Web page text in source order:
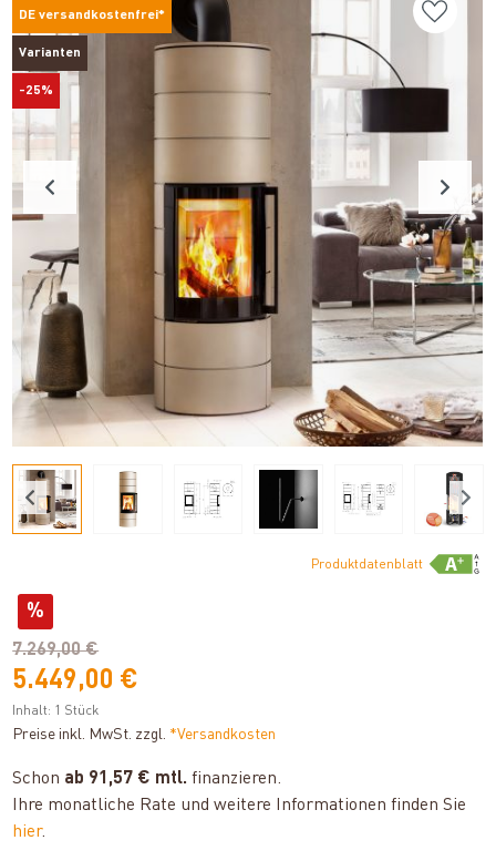
DE versandkostenfrei*
Varianten
-25%
Produktdatenblatt
%
7.269,00 €
5.449,00 €
Inhalt: 1 Stück
Preise inkl. MwSt. zzgl. *Versandkosten
Schon ab 91,57 € mtl. finanzieren.
Ihre monatliche Rate und weitere Informationen finden Sie
hier.